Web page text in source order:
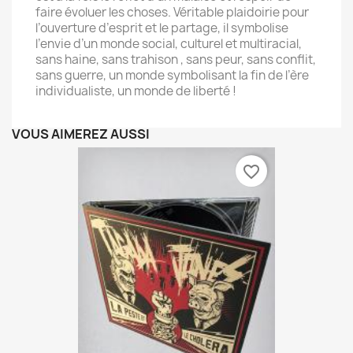
faire évoluer les choses. Véritable plaidoirie pour
l’ouverture d’esprit et le partage, il symbolise
l’envie d’un monde social, culturel et multiracial,
sans haine, sans trahison , sans peur, sans conflit,
sans guerre, un monde symbolisant la fin de l’ère
individualiste, un monde de liberté !
VOUS AIMEREZ AUSSI
favorite_border